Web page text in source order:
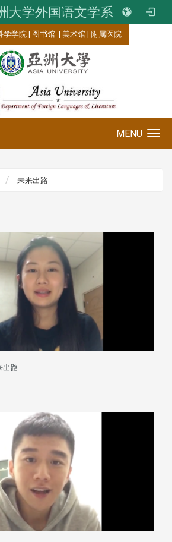
大学外国语文学系
学学院 | 图书馆 | 美术馆 | 附属医院
MENU
未来出路
出路